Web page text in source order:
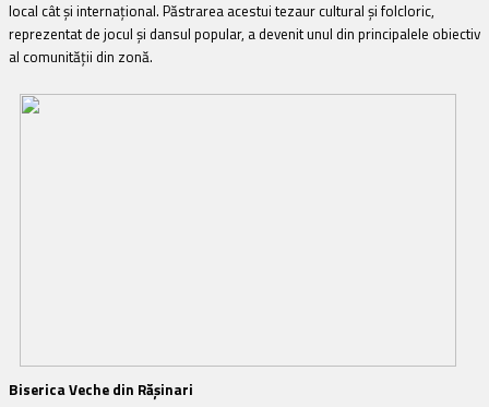
local cât şi internaţional. Păstrarea acestui tezaur cultural şi folcloric,
reprezentat de jocul şi dansul popular, a devenit unul din principalele obiectiv
al comunităţii din zonă.
Biserica Veche din Răşinari